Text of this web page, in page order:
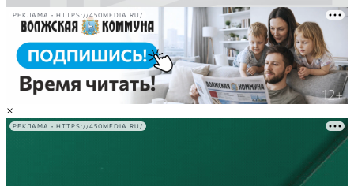
РЕКЛАМА • HTTPS://450MEDIA.RU/
×
РЕКЛАМА • HTTPS://450MEDIA.RU/